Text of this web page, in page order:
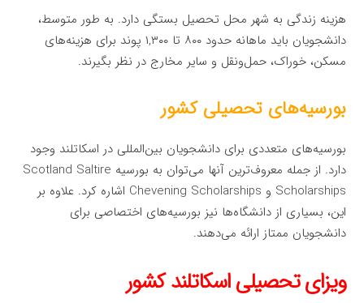
هزینه زندگی به شهر محل تحصیل بستگی دارد. به طور متوسط،
دانشجویان باید ماهانه حدود ۸۰۰ تا ۱,۳۰۰ پوند برای هزینه‌های
مسکن، خوراک، حمل‌ونقل و سایر مخارج در نظر بگیرند.
بورسیه‌های تحصیلی کشور
بورسیه‌های متعددی برای دانشجویان بین‌المللی در اسکاتلند وجود
دارد. از جمله معروف‌ترین آنها می‌توان به بورسیه Scotland Saltire
Scholarships و Chevening Scholarships اشاره کرد. علاوه بر
این، بسیاری از دانشگاه‌ها نیز بورسیه‌های اختصاصی برای
دانشجویان ممتاز ارائه می‌دهند.
ویزای تحصیلی اسکاتلند کشور